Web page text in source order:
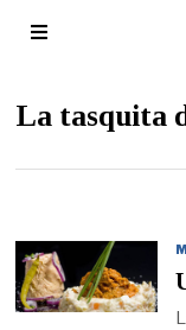
La tasquita